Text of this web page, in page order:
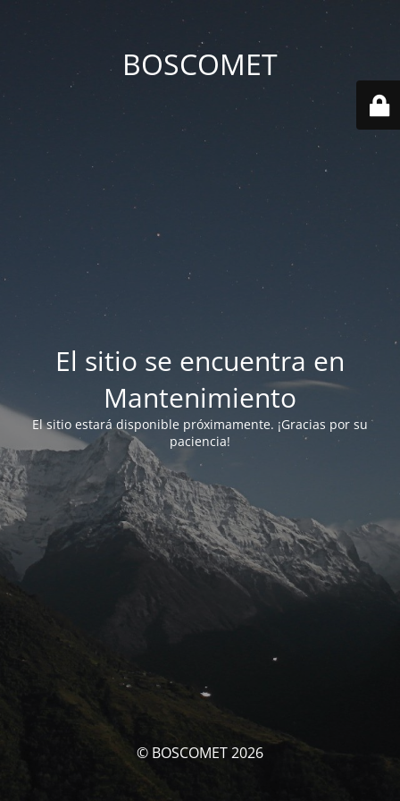
BOSCOMET
El sitio se encuentra en
Mantenimiento
El sitio estará disponible próximamente. ¡Gracias por su
paciencia!
© BOSCOMET 2026